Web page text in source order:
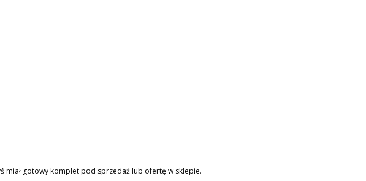
miał gotowy komplet pod sprzedaż lub ofertę w sklepie.